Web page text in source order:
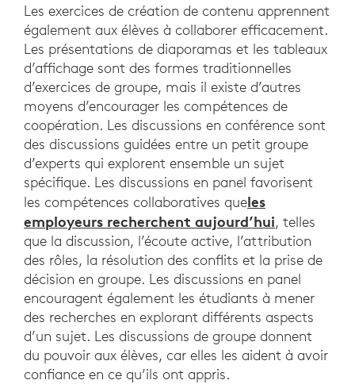
Les exercices de création de contenu apprennent
également aux élèves à collaborer efficacement.
Les présentations de diaporamas et les tableaux
d’affichage sont des formes traditionnelles
d’exercices de groupe, mais il existe d’autres
moyens d’encourager les compétences de
coopération. Les discussions en conférence sont
des discussions guidées entre un petit groupe
d’experts qui explorent ensemble un sujet
spécifique. Les discussions en panel favorisent
les compétences collaboratives queles
employeurs recherchent aujourd’hui, telles
que la discussion, l’écoute active, l’attribution
des rôles, la résolution des conflits et la prise de
décision en groupe. Les discussions en panel
encouragent également les étudiants à mener
des recherches en explorant différents aspects
d’un sujet. Les discussions de groupe donnent
du pouvoir aux élèves, car elles les aident à avoir
confiance en ce qu’ils ont appris.